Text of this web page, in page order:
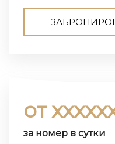
от
за номер в сутки